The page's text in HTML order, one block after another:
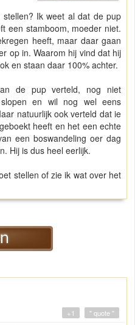
Ik weet al dat de pup
een stamboom, moeder niet.
heeft, maar daar gaan
op in. Waarom hij vind dat hij
en staan daar 100% achter.
de pup verteld, nog niet
en wil nog wel eens
natuurlijk ook verteld dat ie
heeft en het een echte
een boswandeling oer dag
Hij is dus heel eerlijk.
stellen of zie ik wat over het
" quote "
+1